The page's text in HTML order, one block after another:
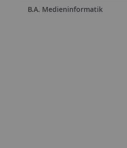
B.A. Medieninformatik